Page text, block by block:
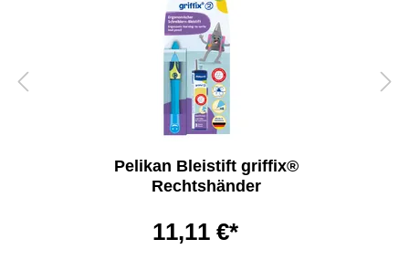
Pelikan Bleistift griffix®
Rechtshänder
11,11 €*